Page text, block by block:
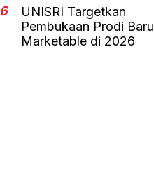
6
UNISRI Targetkan
Pembukaan Prodi Baru
Marketable di 2026